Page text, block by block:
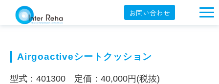
お問い合わせ
製品一覧
展示会・学会
Airgoactiveシートクッション
型式：401300 定価：40,000円(税抜)